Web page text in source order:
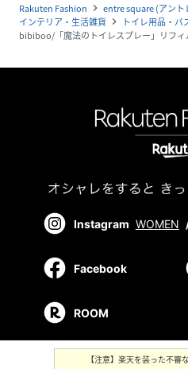
Rakuten Fashion navigate_next entre square (アント
インテリア・生活雑貨 navigate_next トイレ用品・バ
bibiboo/「魔法のトイレスプレー」リフィ
Instagram WOMEN
Facebook
ROOM
【注意】楽天を装った不審